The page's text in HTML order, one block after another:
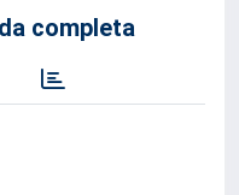
completa